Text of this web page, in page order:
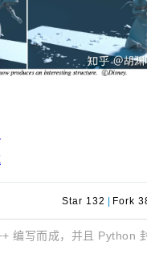
Star 132 | Fork
编写而成，并且 Python